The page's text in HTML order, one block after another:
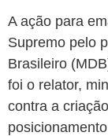
A ação para
Supremo pelo
Brasileiro
foi o relator,
contra a